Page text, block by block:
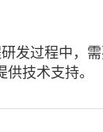
发过程中，
技术支持。